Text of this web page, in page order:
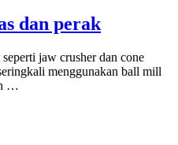
dan perak
jaw crusher dan cone
menggunakan ball mill
…